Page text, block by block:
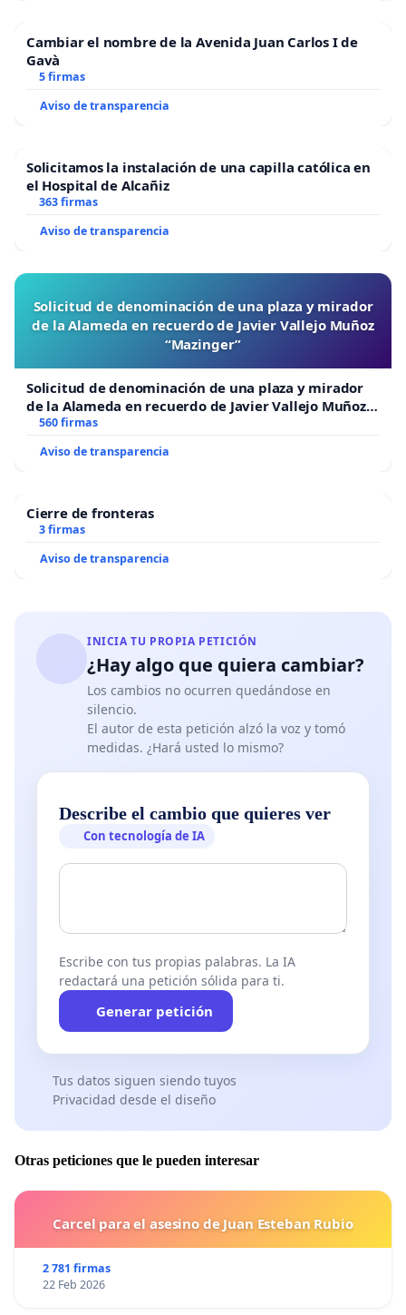
Cambiar el nombre de la Avenida Juan Carlos I de
Gavà
5 firmas
Aviso de transparencia
Solicitamos la instalación de una capilla católica en
el Hospital de Alcañiz
363 firmas
Aviso de transparencia
Solicitud de denominación de una plaza y mirador
de la Alameda en recuerdo de Javier Vallejo Muñoz
“Mazinger”
Solicitud de denominación de una plaza y mirador
de la Alameda en recuerdo de Javier Vallejo Muñoz
“Mazinger”
560 firmas
Aviso de transparencia
Cierre de fronteras
3 firmas
Aviso de transparencia
INICIA TU PROPIA PETICIÓN
¿Hay algo que quiera cambiar?
Los cambios no ocurren quedándose en
silencio.
El autor de esta petición alzó la voz y tomó
medidas. ¿Hará usted lo mismo?
Describe el cambio que quieres ver
Con tecnología de IA
Escribe con tus propias palabras. La IA
redactará una petición sólida para ti.
Generar petición
Tus datos siguen siendo tuyos
Privacidad desde el diseño
Otras peticiones que le pueden interesar
Carcel para el asesino de Juan Esteban Rubio
2 781 firmas
22 Feb 2026